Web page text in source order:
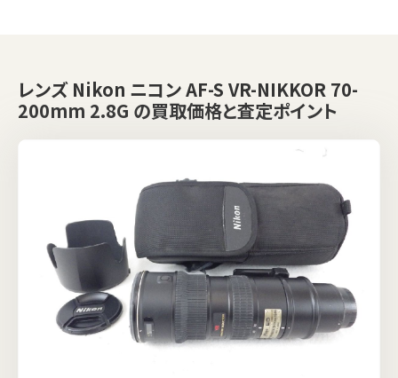
レンズ Nikon ニコン AF-S VR-NIKKOR 70-
200mm 2.8G の買取価格と査定ポイント